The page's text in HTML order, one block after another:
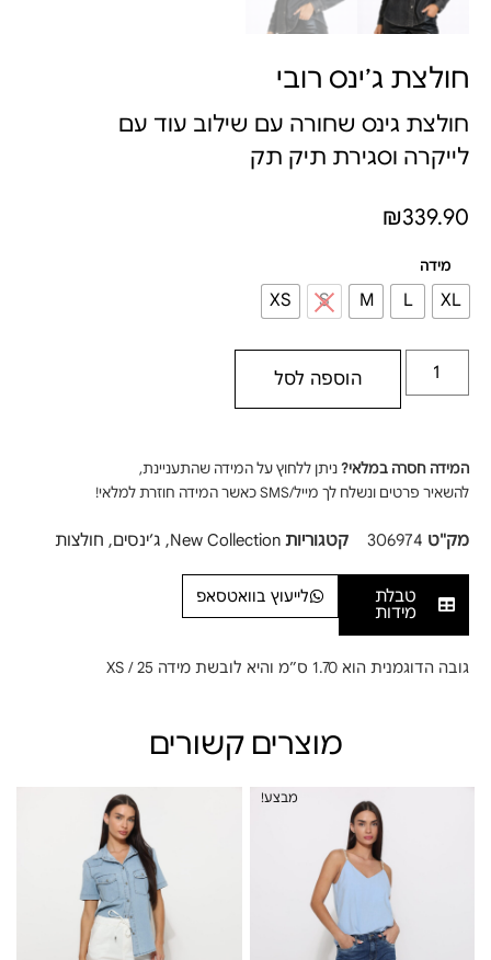
חולצת ג׳ינס רובי
חולצת גינס שחורה עם שילוב עוד עם
לייקרה וסגירת תיק תק
₪339.90
מידה
XL
L
M
S
XS
הוספה לסל
המידה חסרה במלאי?ניתן ללחוץ על המידה שהתעניינת,
להשאיר פרטים ונשלח לך מייל/SMS כאשר המידה חוזרת למלאי!
מק"ט 306974 קטגוריות New Collection
, ג׳ינסים, חולצות
טבלת
מידות
לייעוץ בוואטסאפ
גובה הדוגמנית הוא 1.70 ס”מ והיא לובשת מידה XS / 25
מוצרים קשורים
מבצע!